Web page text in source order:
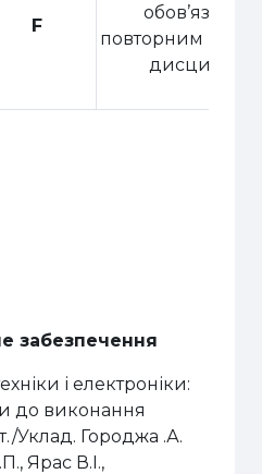
F
повторним
забезпечення
і електроніки:
до виконання
Уклад. Городжа .А.
Ярас В.І.,